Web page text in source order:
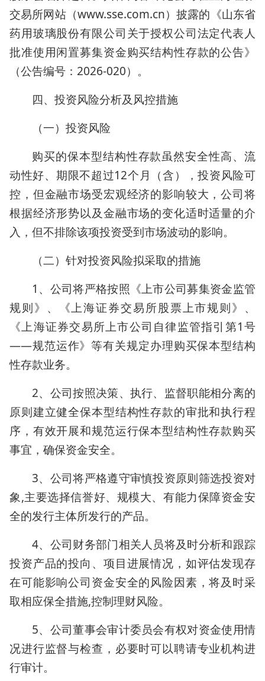
交易所网站（www.sse.com.cn）披露的《山东省
药用玻璃股份有限公司关于授权公司法定代表人
批准使用闲置募集资金购买结构性存款的公告》
（公告编号：2026-020）。
四、投资风险分析及风控措施
（一）投资风险
购买的保本型结构性存款虽然安全性高、流
动性好、期限不超过12个月（含），投资风险可
控，但金融市场受宏观经济的影响较大，公司将
根据经济形势以及金融市场的变化适时适量的介
入，但不排除该项投资受到市场波动的影响。
（二）针对投资风险拟采取的措施
1、公司将严格按照《上市公司募集资金监管
规则》、《上海证券交易所股票上市规则》、
《上海证券交易所上市公司自律监管指引第1号
——规范运作》等有关规定办理购买保本型结构
性存款业务。
2、公司按照决策、执行、监督职能相分离的
原则建立健全保本型结构性存款的审批和执行程
序，有效开展和规范运行保本型结构性存款购买
事宜，确保资金安全。
3、公司将严格遵守审慎投资原则筛选投资对
象,主要选择信誉好、规模大、有能力保障资金安
全的发行主体所发行的产品。
4、公司财务部门相关人员将及时分析和跟踪
投资产品的投向、项目进展情况，如评估发现存
在可能影响公司资金安全的风险因素，将及时采
取相应保全措施,控制理财风险。
5、公司董事会审计委员会有权对资金使用情
况进行监督与检查，必要时可以聘请专业机构进
行审计。